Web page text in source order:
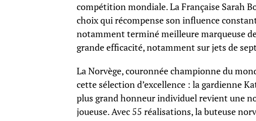
compétition mondiale. La Française Sarah
choix qui récompense son influence
notamment terminé meilleure marqueuse
grande efficacité, notamment sur jets de
La Norvège, couronnée championne du
cette sélection d’excellence : la gardienne
plus grand honneur individuel revient une
joueuse. Avec 55 réalisations, la buteuse